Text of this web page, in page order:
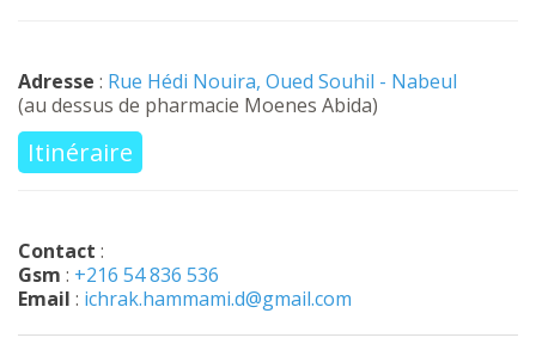
Adresse : Rue Hédi Nouira, Oued Souhil - Nabeul
(au dessus de pharmacie Moenes Abida)
Itinéraire
Contact :
Gsm : +216 54 836 536
Email : ichrak.hammami.d@gmail.com